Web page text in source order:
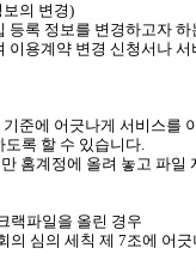
의 변경)
등록 정보를 변경하고자 하
이용계약 변경 신청서나
준에 어긋나게 서비스를
록 할 수 있습니다.
홈계정에 올려 놓고 파일
랙파일을 올린 경우
심의 세칙 제 7조에 어